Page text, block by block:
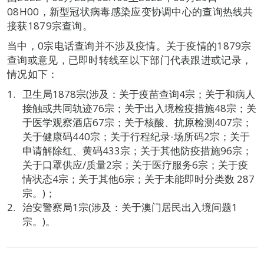
08H00，新型冠状病毒感染应变协调中心的查询热线共
接获1879宗查询。
当中，0宗电话查询并不涉及疫情。关于疫情的1879宗
查询或意见，已即时转线至以下部门代表跟进或记录，
情况如下：
卫生局1878宗(涉及：关于疫苗查询4宗；关于和病人
接触或共同轨迹76宗；关于出入境检疫措施48宗；关
于医学观察酒店67宗；关于核酸、抗原检测407宗；
关于健康码440宗；关于行程纪录‐场所码2宗；关于
申请解除红、黄码433宗；关于其他防疫措施96宗；
关于口罩供应/质量2宗；关于医疗服务6宗；关于疫
情状态4宗；关于其他6宗；关于未能即时分类数 287
宗。)；
治安警察局1宗(涉及：关于澳门居民出入境问题1
宗。)。